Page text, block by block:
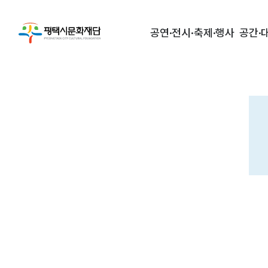
공연·전시·축제·행사 공간·